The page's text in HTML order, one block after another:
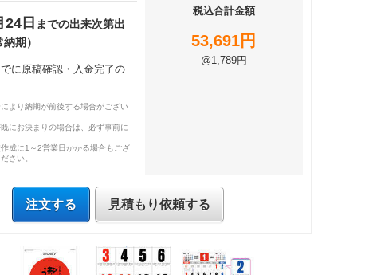
24日 までの出来次第出
期）
に原稿確認・入金完了の
より納期が前後する場合がござい
にお決まりの場合は、必ず事前に
成に1～2営業日かかる場合もござ
さい。
税込合計金額
53,691円
@1,789円
注文する 見積もり依頼する